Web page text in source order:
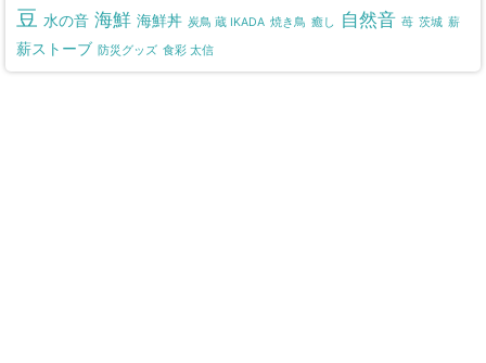
豆 水の音 海鮮 海鮮丼 炭鳥 蔵 IKADA 焼き鳥 癒し 自然音 苺 茨城 薪
薪ストーブ 防災グッズ 食彩 太信